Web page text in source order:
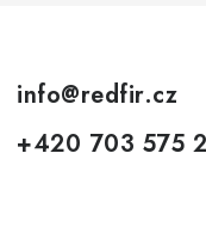
info@redfir.cz
+420 703 575